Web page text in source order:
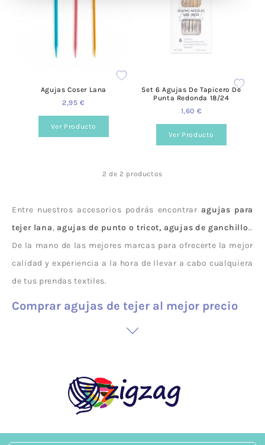
Agujas Coser Lana
2,95 €
Ver Producto
Set 6 Agujas De Tapicero De
Punta Redonda 18/24
1,60 €
Ver Producto
2 de 2 productos
Entre nuestros accesorios podrás encontrar agujas para
tejer lana, agujas de punto o tricot, agujas de ganchillo…
De la mano de las mejores marcas para ofrecerte la mejor
calidad y experiencia a la hora de llevar a cabo cualquiera
de tus prendas textiles.
Comprar agujas de tejer al mejor precio
para lana al mejor precio , por lo que el precio no será un
impedimento y podrás sacarte partido a cualquiera de